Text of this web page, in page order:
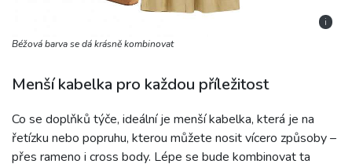
i
Béžová barva se dá krásně kombinovat
Menší kabelka pro každou příležitost
Co se doplňků týče, ideální je menší kabelka, která je na
řetízku nebo popruhu, kterou můžete nosit vícero způsoby –
přes rameno i cross body. Lépe se bude kombinovat ta